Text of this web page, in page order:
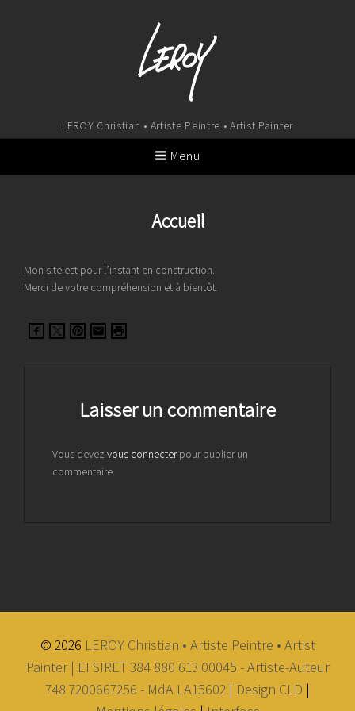
LEROY Christian • Artiste Peintre • Artist Painter
Menu
Accueil
Mon site est pour l’instant en construction.
Merci de votre compréhension et à bientôt.
Laisser un commentaire
Vous devez vous connecterpour publier un
commentaire.
© 2026 LEROY Christian • Artiste Peintre • Artist
Painter | EI SIRET 384 880 613 00045 - Artiste-Auteur
748 7200667256 - MdA LA15602 | Design CLD |